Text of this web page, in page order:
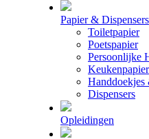
Papier & Dispensers
Toiletpapier
Poetspapier
Persoonlijke
Keukenpapier
Dispensers
Opleidingen